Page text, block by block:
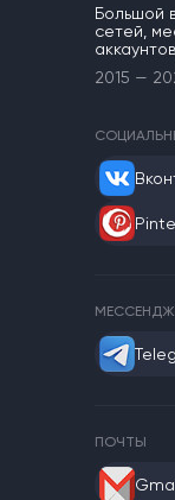
Большой
сетей,
2015 —
ПОЧТЫ